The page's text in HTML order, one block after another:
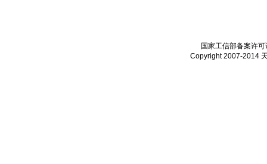
国家工信部备案许
Copyright 2007-2014